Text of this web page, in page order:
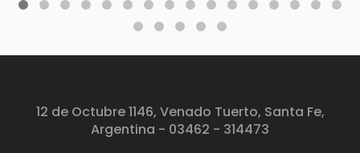
12 de Octubre 1146, Venado Tuerto, Santa Fe,
Argentina - 03462 - 314473